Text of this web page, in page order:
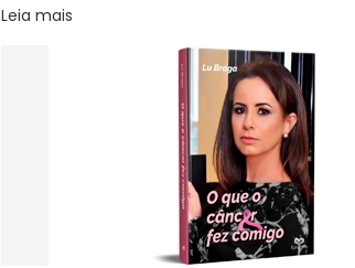
Leia mais